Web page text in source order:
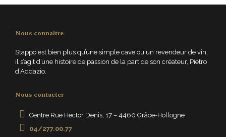
Nous connaître
Stappo est bien plus qu’une simple cave ou un revendeur de vin,
il s’agit d’une histoire de passion de la part de son créateur, Pietro
d’Addazio.
Nous contacter
Centre Rue Hector Denis, 17 – 4460 Grâce-Hollogne
04/277.00.77